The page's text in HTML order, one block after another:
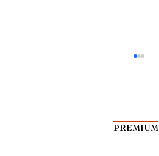
PREMIUM